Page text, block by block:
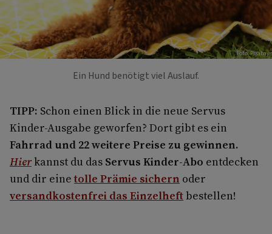
Foto: Pixabay
Ein Hund benötigt viel Auslauf.
TIPP: Schon einen Blick in die neue Servus
Kinder-Ausgabe geworfen? Dort gibt es ein
Fahrrad und 22 weitere Preise zu gewinnen.
Hierkannst du das Servus Kinder-Abo entdecken
und dir einetolle Prämie sichern oder
versandkostenfrei das Einzelheftbestellen!